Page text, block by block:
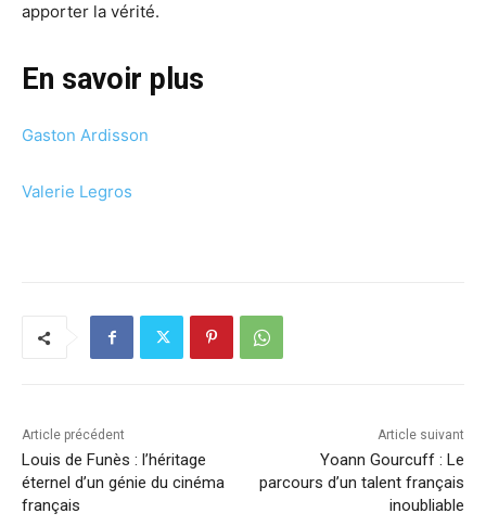
apporter la vérité.
En savoir plus
Gaston Ardisson
Valerie Legros
Article précédent
Louis de Funès : l’héritage
éternel d’un génie du cinéma
français
Article suivant
Yoann Gourcuff : Le
parcours d’un talent français
inoubliable